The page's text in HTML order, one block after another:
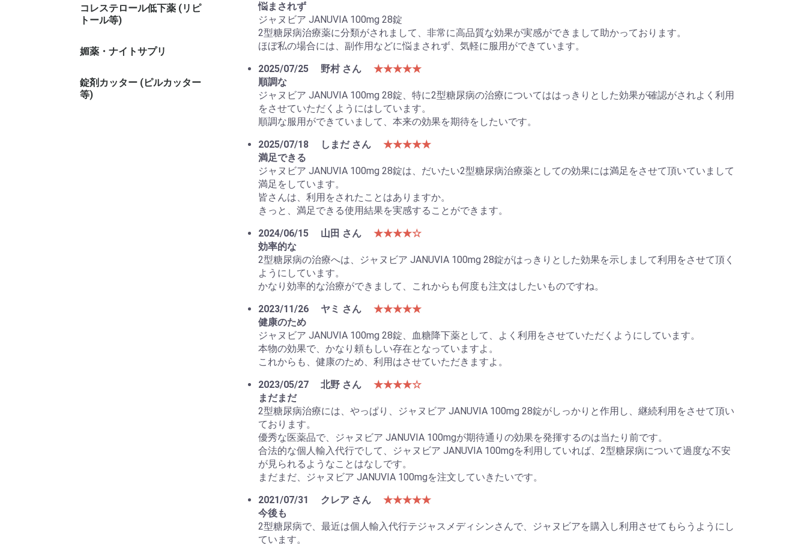
コレステロール低下薬 (リピ
トール等)
媚薬・ナイトサプリ
錠剤カッター (ピルカッター
等)
悩まされず
ジャヌビア JANUVIA 100mg 28錠
2型糖尿病治療薬に分類がされまして、非常に高品質な効果が実感ができまして助かっております。
ほぼ私の場合には、副作用などに悩まされず、気軽に服用ができています。
2025/07/25
野村 さん
★★★★★
順調な
ジャヌビア JANUVIA 100mg 28錠、特に2型糖尿病の治療についてははっきりとした効果が確認がされよく利用
をさせていただくようにはしています。
順調な服用ができていまして、本来の効果を期待をしたいです。
2025/07/18
しまだ さん
★★★★★
満足できる
ジャヌビア JANUVIA 100mg 28錠は、だいたい2型糖尿病治療薬としての効果には満足をさせて頂いていまして
満足をしています。
皆さんは、利用をされたことはありますか。
きっと、満足できる使用結果を実感することができます。
2024/06/15
山田 さん
★★★★☆
効率的な
2型糖尿病の治療へは、ジャヌビア JANUVIA 100mg 28錠がはっきりとした効果を示しまして利用をさせて頂く
ようにしています。
かなり効率的な治療ができまして、これからも何度も注文はしたいものですね。
2023/11/26
ヤミ さん
★★★★★
健康のため
ジャヌビア JANUVIA 100mg 28錠、血糖降下薬として、よく利用をさせていただくようにしています。
本物の効果で、かなり頼もしい存在となっていますよ。
これからも、健康のため、利用はさせていただきますよ。
2023/05/27
北野 さん
★★★★☆
まだまだ
2型糖尿病治療には、やっぱり、ジャヌビア JANUVIA 100mg 28錠がしっかりと作用し、継続利用をさせて頂い
ております。
優秀な医薬品で、ジャヌビア JANUVIA 100mgが期待通りの効果を発揮するのは当たり前です。
合法的な個人輸入代行でして、ジャヌビア JANUVIA 100mgを利用していれば、2型糖尿病について過度な不安
が見られるようなことはなしです。
まだまだ、ジャヌビア JANUVIA 100mgを注文していきたいです。
2021/07/31
クレア さん
★★★★★
今後も
2型糖尿病で、最近は個人輸入代行テジャスメディシンさんで、ジャヌビアを購入し利用させてもらうようにし
ています。